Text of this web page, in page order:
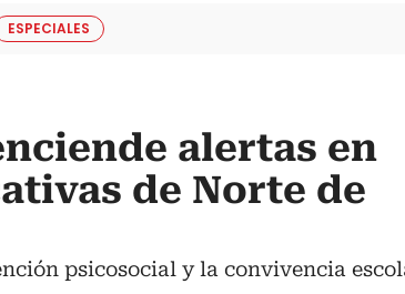
ESPECIALES
alertas en
de Norte de
psicosocial y la convivencia